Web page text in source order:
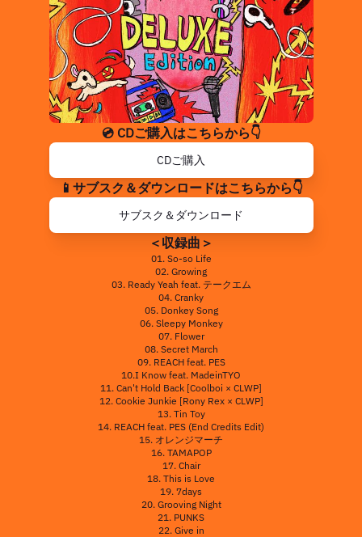
💿 CDご購入はこちらから👇
CDご購入
📱サブスク＆ダウンロードはこちらから👇
サブスク＆ダウンロード
＜収録曲＞
01. So-so Life
02. Growing
03. Ready Yeah feat. テークエム
04. Cranky
05. Donkey Song
06. Sleepy Monkey
07. Flower
08. Secret March
09. REACH feat. PES
10.I Know feat. MadeinTYO
11. Can't Hold Back [Coolboi × CLWP]
12. Cookie Junkie [Rony Rex × CLWP]
13. Tin Toy
14. REACH feat. PES (End Credits Edit)
15. オレンジマーチ
16. TAMAPOP
17. Chair
18. This is Love
19. 7days
20. Grooving Night
21. PUNKS
22. Give in